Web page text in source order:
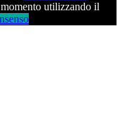
utilizzando il